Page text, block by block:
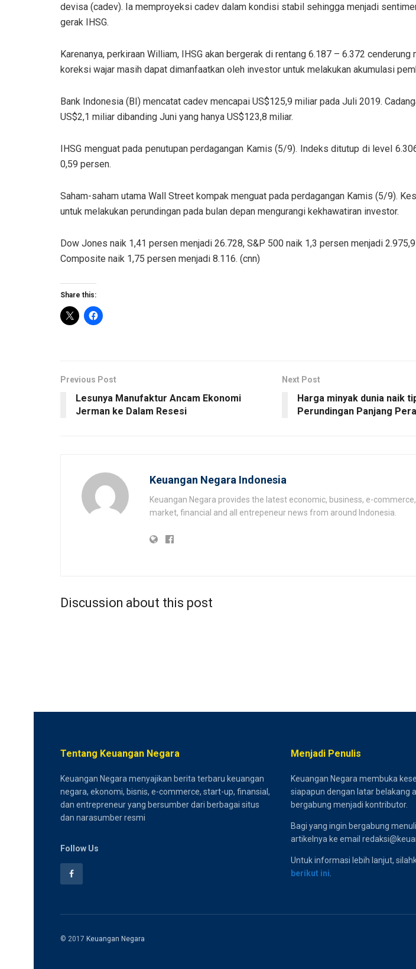
devisa (cadev). Ia memproyeksi cadev dalam kondisi stabil sehingga menjadi
gerak IHSG.
Karenanya, perkiraan William, IHSG akan bergerak di rentang 6.187 – 6.372 cenderung
koreksi wajar masih dapat dimanfaatkan oleh investor untuk melakukan akumulasi
Bank Indonesia (BI) mencatat cadev mencapai US$125,9 miliar pada Juli 2019.
US$2,1 miliar dibanding Juni yang hanya US$123,8 miliar.
IHSG menguat pada penutupan perdagangan Kamis (5/9). Indeks ditutup di level
0,59 persen.
Saham-saham utama Wall Street kompak menguat pada perdagangan Kamis (5/9).
untuk melakukan perundingan pada bulan depan mengurangi kekhawatiran investor.
Dow Jones naik 1,41 persen menjadi 26.728, S&P 500 naik 1,3 persen menjadi
Composite naik 1,75 persen menjadi 8.116. (cnn)
Share this:
Previous Post
Lesunya Manufaktur Ancam Ekonomi
Jerman ke Dalam Resesi
Next Post
Harga minyak dunia naik
Perundingan Panjang
Keuangan Negara Indonesia
Keuangan Negara provides the latest economic, business, e-
market, financial and all entrepeneur news from around Indonesia.
Discussion about this post
Tentang Keuangan Negara
Keuangan Negara menyajikan berita terbaru keuangan
negara, ekonomi, bisnis, e-commerce, start-up, finansial,
dan entrepreneur yang bersumber dari berbagai situs
dan narasumber resmi
Follow Us
Menjadi Penulis
Keuangan Negara membuka
siapapun dengan latar belakang
bergabung menjadi kontributor.
Bagi yang ingin bergabung
artikelnya ke email
Untuk informasi lebih lanjut,
berikut ini
© 2017 Keuangan Negara